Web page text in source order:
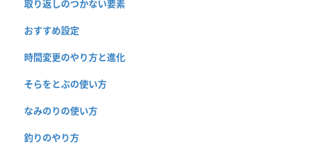
取り返しのつかない要素
おすすめ設定
時間変更のやり方と進化
そらをとぶの使い方
なみのりの使い方
釣りのやり方